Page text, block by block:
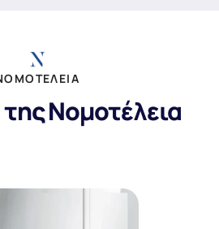
Νομοτέλεια